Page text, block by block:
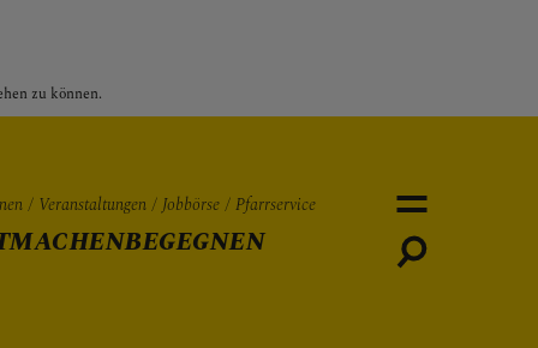
zu können.
Veranstaltungen Jobbörse Pfarrservice
BEGEGNEN